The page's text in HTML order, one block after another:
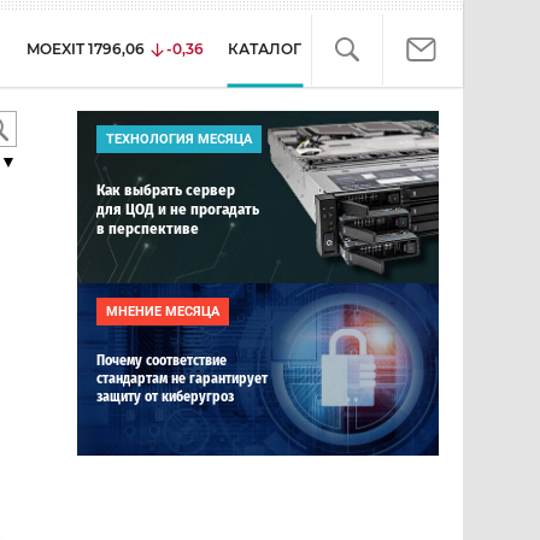
MOEXIT 1796,06 -0,36 КАТАЛОГ
▼
ТЕХНОЛОГИЯ МЕСЯЦА
Как выбрать сервер
для ЦОД и не прогадать
в перспективе
МНЕНИЕ МЕСЯЦА
Почему соответствие
стандартам не гарантирует
защиту от киберугроз